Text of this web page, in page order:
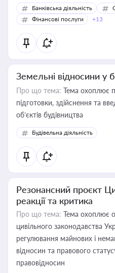
Банківська діяльність
Фінансові послуги
+13
Земельні відносини у
Про що тема: Тема охоплює
підготовки, здійснення та
об’єктів будівництва
Будівельна діяльність
Резонансний проєкт
реакції та критика
Про що тема: Тема охоплює
цивільного законодавства
регулювання майнових і
відносин та правового
правовідносин